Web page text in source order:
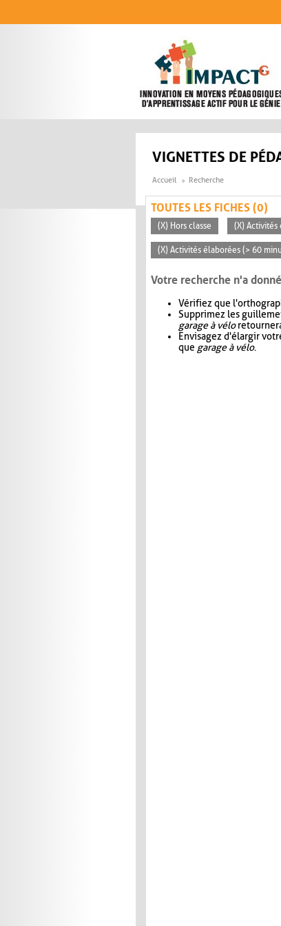
VIGNETTES DE
Accueil Recherche
TOUTES LES FICHES (0)
(X) Hors classe (X)
(X) Activités élaborées (> 60
Votre recherche n'a
Vérifiez que
Supprimez les
garage à vélo
Envisagez d'élargir
que garage à vélo.